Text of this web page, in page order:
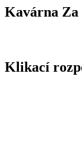
Kavárna Za
Klikací